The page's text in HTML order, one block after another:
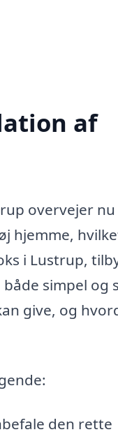
af
overvejer
hjemme,
i Lustrup,
simpel og
give, og
den rette